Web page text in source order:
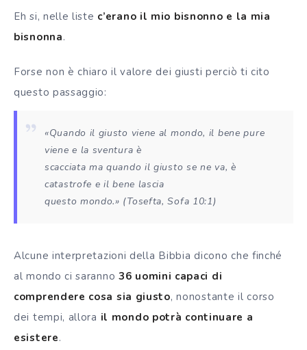
Eh si, nelle liste c’erano il mio bisnonno e la mia
bisnonna.
Forse non è chiaro il valore dei giusti perciò ti cito
questo passaggio:
«Quando il giusto viene al mondo, il bene pure
viene e la sventura è
scacciata ma quando il giusto se ne va, è
catastrofe e il bene lascia
questo mondo.» (Tosefta, Sofa 10:1)
Alcune interpretazioni della Bibbia dicono che finché
al mondo ci saranno 36 uomini capaci di
comprendere cosa sia giusto, nonostante il corso
dei tempi, allora il mondo potrà continuare a
esistere.